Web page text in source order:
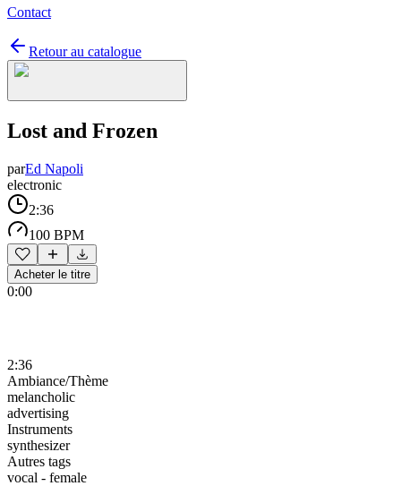
Contact
Retour au catalogue
Lost and Frozen
parEd Napoli
electronic
2:36
100 BPM
Acheter le titre
0:00
2:36
Ambiance/Thème
melancholic
advertising
Instruments
synthesizer
Autres tags
vocal - female